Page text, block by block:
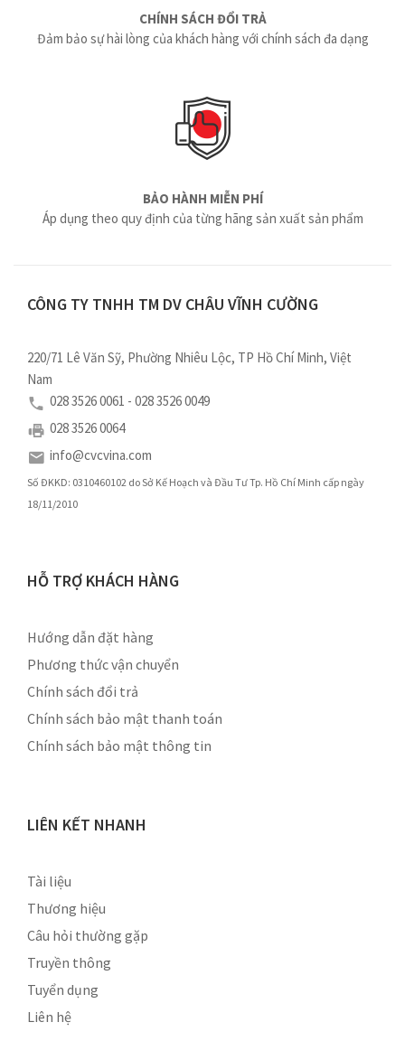
CHÍNH SÁCH ĐỔI TRẢ
Đảm bảo sự hài lòng của khách hàng với chính sách đa dạng
BẢO HÀNH MIỄN PHÍ
Áp dụng theo quy định của từng hãng sản xuất sản phẩm
CÔNG TY TNHH TM DV CHÂU VĨNH CƯỜNG
220/71 Lê Văn Sỹ, Phường Nhiêu Lộc, TP Hồ Chí Minh, Việt
Nam
028 3526 0061 - 028 3526 0049
028 3526 0064
info@cvcvina.com
Số ĐKKD: 0310460102 do Sở Kế Hoạch và Đầu Tư Tp. Hồ Chí Minh cấp ngày
18/11/2010
HỖ TRỢ KHÁCH HÀNG
Hướng dẫn đặt hàng
Phương thức vận chuyển
Chính sách đổi trả
Chính sách bảo mật thanh toán
Chính sách bảo mật thông tin
LIÊN KẾT NHANH
Tài liệu
Thương hiệu
Câu hỏi thường gặp
Truyền thông
Tuyển dụng
Liên hệ